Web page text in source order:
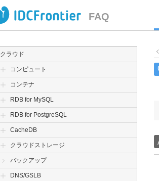
FAQ
クラウド
コンピュート
コンテナ
RDB for MySQL
RDB for PostgreSQL
CacheDB
クラウドストレージ
バックアップ
DNS/GSLB